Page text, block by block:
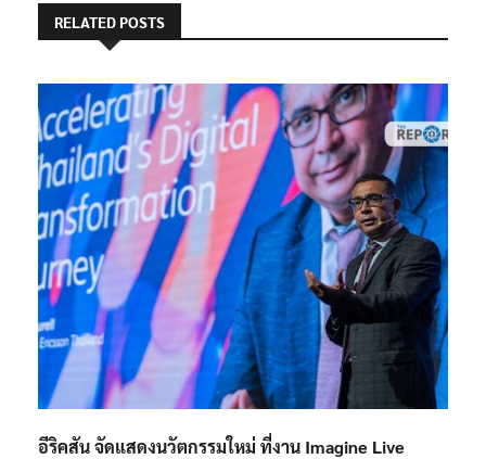
RELATED POSTS
อีริคสัน จัดแสดงนวัตกรรมใหม่ ที่งาน Imagine Live